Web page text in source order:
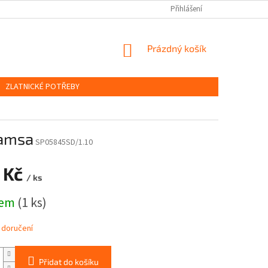
PODMÍNKY OCHRANY OSOBNÍCH ÚDAJŮ
Přihlášení
NÁKUPNÍ
Prázdný košík
ZLATNICKÉ POTŘEBY
SP05845SD/1.10
/ ks
(1 ks)
Přidat do košíku